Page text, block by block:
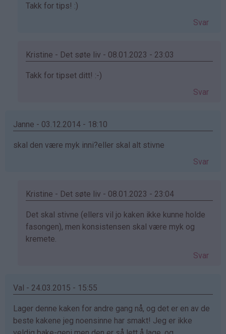
Som
Eli
(ikke
Takk for tips! :)
Svar
Kristine - Det søte liv - 08.01.2023 - 23:03
Som
Eli
(ikke
Takk for tipset ditt! :-)
Svar
Janne - 03.12.2014 - 18:10
skal den være myk inni?eller skal alt stivne
Svar
Kristine - Det søte liv - 08.01.2023 - 23:04
Som
svar
på
bekreftet)
Det skal stivne (ellers vil jo kaken ikke kunne holde
fasongen), men konsistensen skal være myk og
kremete.
Svar
Val - 24.03.2015 - 15:55
Lager denne kaken for andre gang nå, og det er en av de
beste kakene jeg noensinne har smakt! Jeg er ikke